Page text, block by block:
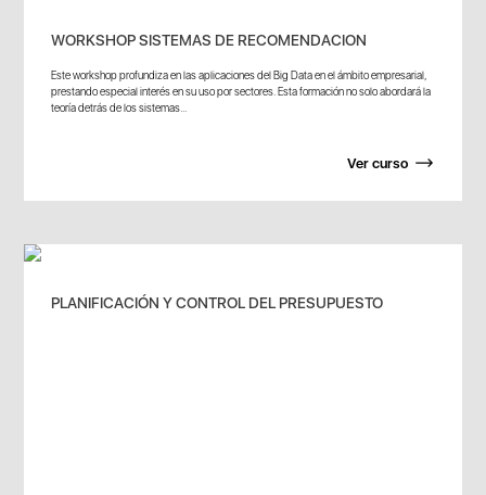
WORKSHOP SISTEMAS DE RECOMENDACION
Este workshop profundiza en las aplicaciones del Big Data en el ámbito empresarial,
prestando especial interés en su uso por sectores. Esta formación no solo abordará la
teoría detrás de los sistemas...
Ver curso
PLANIFICACIÓN Y CONTROL DEL PRESUPUESTO